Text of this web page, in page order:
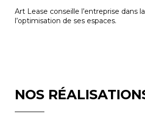
Art Lease conseille l’entreprise dans
l’optimisation de ses espaces.
NOS